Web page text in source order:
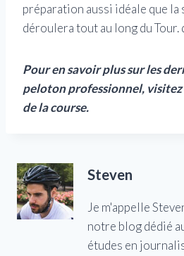
préparation aussi idéale que la
déroulera tout au long du Tour.
Pour en savoir plus sur les
peloton professionnel,
de la course.
Steven
Je m'appelle
notre blog dédié
études en